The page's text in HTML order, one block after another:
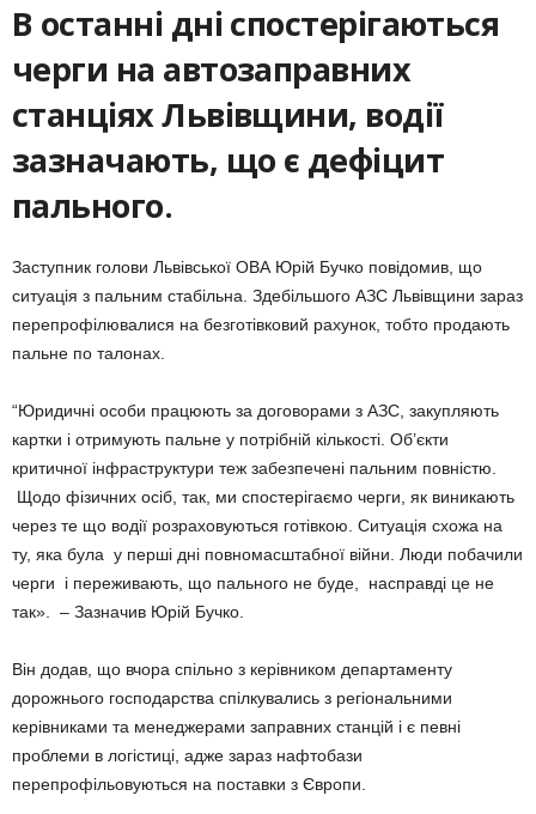
В останні дні спостерігаються
черги на автозаправних
станціях Львівщини, водії
зазначають, що є дефіцит
пального.
Заступник голови Львівської ОВА Юрій Бучко повідомив, що
ситуація з пальним стабільна. Здебільшого АЗС Львівщини зараз
перепрофілювалися на безготівковий рахунок, тобто продають
пальне по талонах.
“Юридичні особи працюють за договорами з АЗС, закупляють
картки і отримують пальне у потрібній кількості. Об’єкти
критичної інфраструктури теж забезпечені пальним повністю.
Щодо фізичних осіб, так, ми спостерігаємо черги, як виникають
через те що водії розраховуються готівкою. Ситуація схожа на
ту, яка була у перші дні повномасштабної війни. Люди побачили
черги і переживають, що пального не буде, насправді це не
так». – Зазначив Юрій Бучко.
Він додав, що вчора спільно з керівником департаменту
дорожнього господарства спілкувались з регіональними
керівниками та менеджерами заправних станцій і є певні
проблеми в логістиці, адже зараз нафтобази
перепрофільовуються на поставки з Європи.